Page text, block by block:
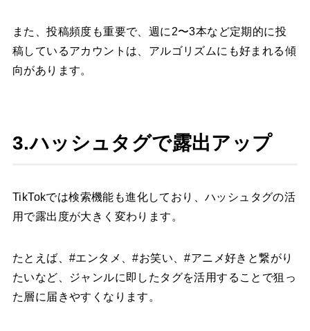
また、投稿頻度も重要で、週に2〜3本など定期的に投
稿しているアカウントは、アルゴリズムにも好まれる傾
向があります。
3.ハッシュタグで露出アップ
TikTokでは検索機能も進化しており、ハッシュタグの活
用で露出度が大きく変わります。
たとえば、#エンタメ、#お笑い、#アニメ好きと繋がり
たいなど、ジャンルに即したタグを活用することで狙っ
た層に届きやすくなります。